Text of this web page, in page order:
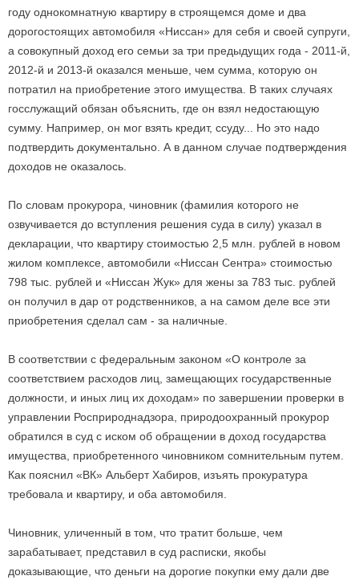
году однокомнатную квартиру в строящемся доме и два
дорогостоящих автомобиля «Ниссан» для себя и своей супруги,
а совокупный доход его семьи за три предыдущих года - 2011-й,
2012-й и 2013-й оказался меньше, чем сумма, которую он
потратил на приобретение этого имущества. В таких случаях
госслужащий обязан объяснить, где он взял недостающую
сумму. Например, он мог взять кредит, ссуду... Но это надо
подтвердить документально. А в данном случае подтверждения
доходов не оказалось.
По словам прокурора, чиновник (фамилия которого не
озвучивается до вступления решения суда в силу) указал в
декларации, что квартиру стоимостью 2,5 млн. рублей в новом
жилом комплексе, автомобили «Ниссан Сентра» стоимостью
798 тыс. рублей и «Ниссан Жук» для жены за 783 тыс. рублей
он получил в дар от родственников, а на самом деле все эти
приобретения сделал сам - за наличные.
В соответствии с федеральным законом «О контроле за
соответствием расходов лиц, замещающих государственные
должности, и иных лиц их доходам» по завершении проверки в
управлении Росприроднадзора, природоохранный прокурор
обратился в суд с иском об обращении в доход государства
имущества, приобретенного чиновником сомнительным путем.
Как пояснил «ВК» Альберт Хабиров, изъять прокуратура
требовала и квартиру, и оба автомобиля.
Чиновник, уличенный в том, что тратит больше, чем
зарабатывает, представил в суд расписки, якобы
доказывающие, что деньги на дорогие покупки ему дали две